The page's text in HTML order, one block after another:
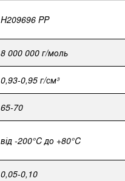
H209696 PP
8 000 000 г/моль
0,93-0,95 г/см³
65-70
від -200°C до +80°C
0,05-0,10